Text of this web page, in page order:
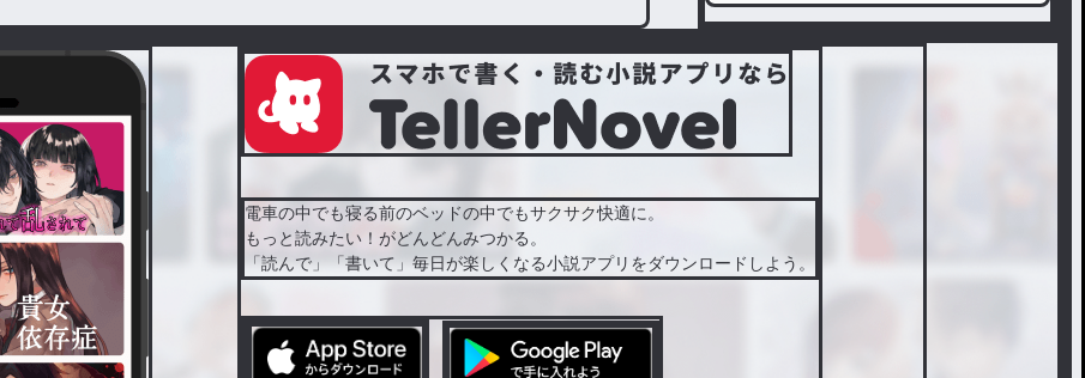
電車の中でも寝る前のベッドの中でもサクサク快適に。
もっと読みたい！がどんどんみつかる。
「読んで」「書いて」毎日が楽しくなる小説アプリをダウンロードしよう。